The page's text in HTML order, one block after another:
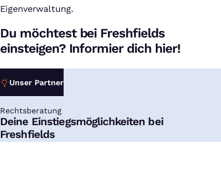
Eigenverwaltung.
Du möchtest bei Freshfields
einsteigen? Informier dich hier!
Unser Partner
Rechtsberatung
:
Deine Einstiegsmöglichkeiten bei
Freshfields